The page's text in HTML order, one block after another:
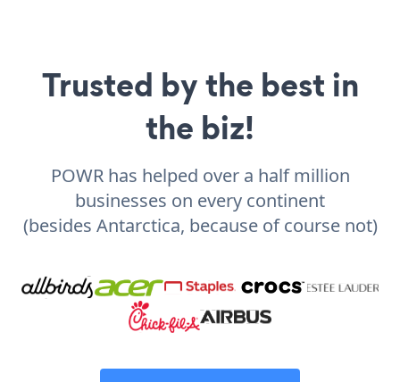
Trusted by the best in
the biz!
POWR has helped over a half million
businesses on every continent
(besides Antarctica, because of course not)